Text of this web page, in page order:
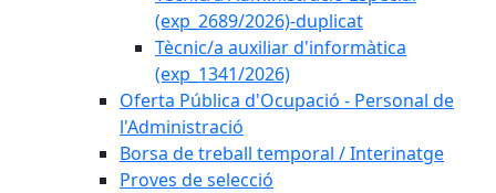
(exp_2689/2026)-duplicat
Tècnic/a auxiliar d'informàtica
(exp_1341/2026)
Oferta Pública d'Ocupació - Personal de
l'Administració
Borsa de treball temporal / Interinatge
Proves de selecció